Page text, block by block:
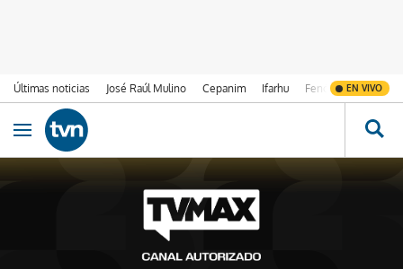
Últimas noticias José Raúl Mulino Cepanim Ifarhu Fenómeno de El
EN VIVO
Ir al contenido
Obrir navegació